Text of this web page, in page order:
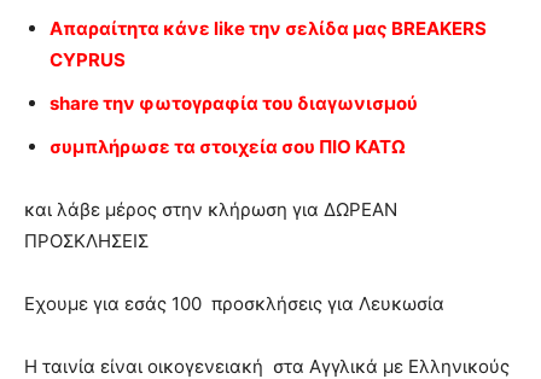
Απαραίτητα κάνε like την σελίδα μας BREAKERS
CYPRUS
share την φωτογραφία του διαγωνισμού
συμπλήρωσε τα στοιχεία σου ΠΙΟ ΚΑΤΩ
και λάβε μέρος στην κλήρωση για ΔΩΡΕΑΝ
ΠΡΟΣΚΛΗΣΕΙΣ
Εχουμε για εσάς 100 προσκλήσεις για Λευκωσία
Η ταινία είναι οικογενειακή στα Αγγλικά με Ελληνικούς